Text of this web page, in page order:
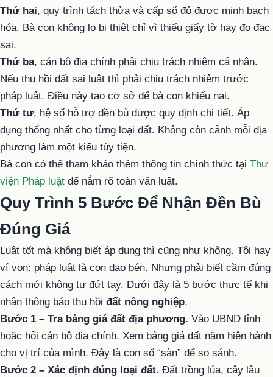
Thứ hai, quy trình tách thửa và cấp sổ đỏ được minh bạch
hóa. Bà con không lo bị thiệt chỉ vì thiếu giấy tờ hay đo đạc
sai.
Thứ ba, cán bộ địa chính phải chịu trách nhiệm cá nhân.
Nếu thu hồi đất sai luật thì phải chịu trách nhiệm trước
pháp luật. Điều này tạo cơ sở để bà con khiếu nại.
Thứ tư, hệ số hỗ trợ đền bù được quy định chi tiết. Áp
dụng thống nhất cho từng loại đất. Không còn cảnh mỗi địa
phương làm một kiểu tùy tiện.
Bà con có thể tham khảo thêm thông tin chính thức tại Thư
viện Pháp luật để nắm rõ toàn văn luật.
Quy Trình 5 Bước Để Nhận Đền Bù
Đúng Giá
Luật tốt mà không biết áp dụng thì cũng như không. Tôi hay
ví von: pháp luật là con dao bén. Nhưng phải biết cầm đúng
cách mới không tự đứt tay. Dưới đây là 5 bước thực tế khi
nhận thông báo thu hồi đất nông nghiệp.
Bước 1 – Tra bảng giá đất địa phương. Vào UBND tỉnh
hoặc hỏi cán bộ địa chính. Xem bảng giá đất năm hiện hành
cho vị trí của mình. Đây là con số “sàn” để so sánh.
Bước 2 – Xác định đúng loại đất. Đất trồng lúa, cây lâu